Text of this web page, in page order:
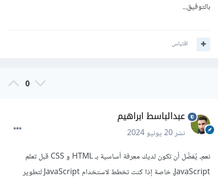
بالتوفيق...
اقتباس
0
عبدالباسط ابراهيم
نشر20 يونيو 2024
نعم، يُفضَّل أن تكون لديك معرفة أساسية بـ HTML و CSS قبل تعلم
JavaScript، خاصة إذا كنت تخطط لاستخدام JavaScript لتطوير